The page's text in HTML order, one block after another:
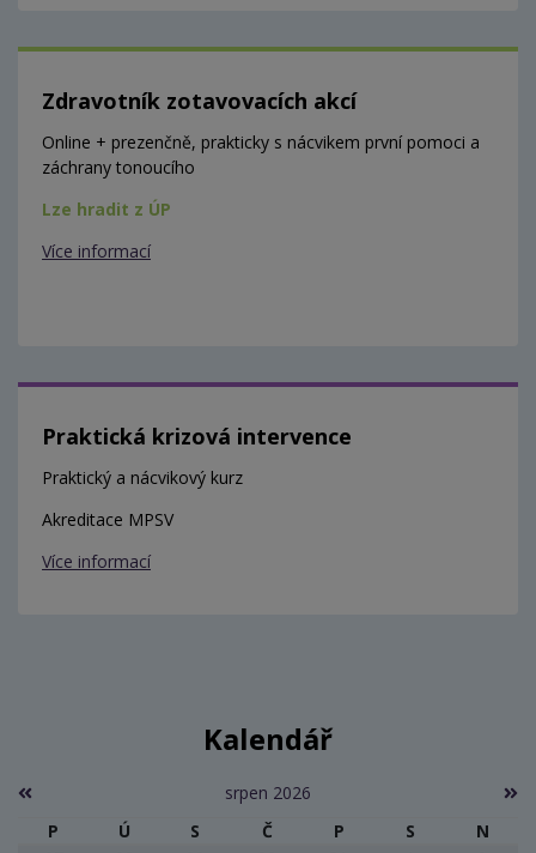
Zdravotník zotavovacích akcí
Online + prezenčně, prakticky s nácvikem první pomoci a
záchrany tonoucího
Lze hradit z ÚP
Více informací
Praktická krizová intervence
Praktický a nácvikový kurz
Akreditace MPSV
Více informací
Kalendář
srpen 2026
P
Ú S Č P S
N